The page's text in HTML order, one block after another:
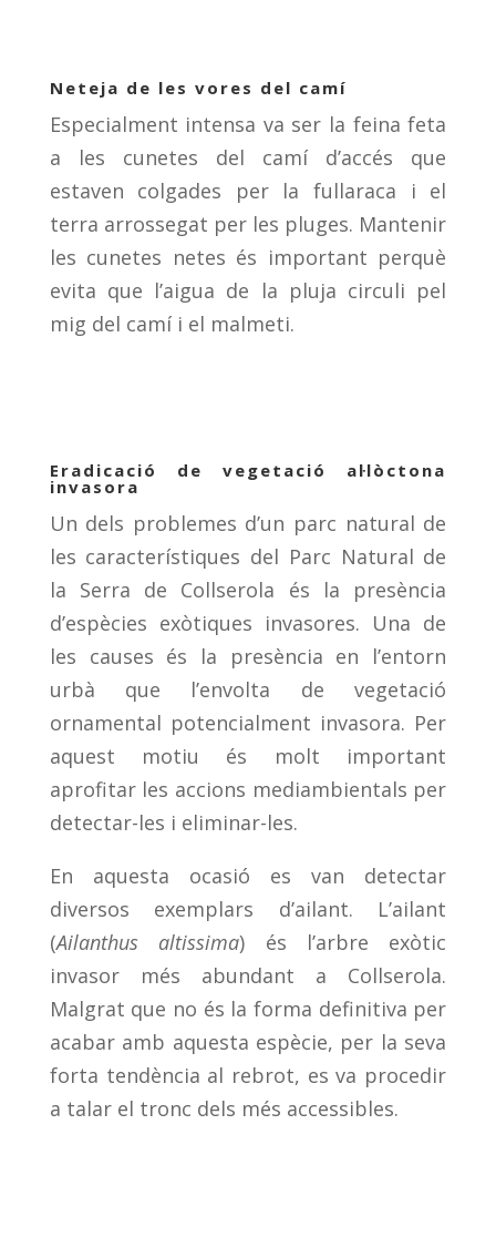
Neteja de les vores del camí
Especialment intensa va ser la feina feta
a les cunetes del camí d’accés que
estaven colgades per la fullaraca i el
terra arrossegat per les pluges. Mantenir
les cunetes netes és important perquè
evita que l’aigua de la pluja circuli pel
mig del camí i el malmeti.
Eradicació de vegetació al·lòctona
invasora
Un dels problemes d’un parc natural de
les característiques del Parc Natural de
la Serra de Collserola és la presència
d’espècies exòtiques invasores. Una de
les causes és la presència en l’entorn
urbà que l’envolta de vegetació
ornamental potencialment invasora. Per
aquest motiu és molt important
aprofitar les accions mediambientals per
detectar-les i eliminar-les.
En aquesta ocasió es van detectar
diversos exemplars d’ailant. L’ailant
(Ailanthus altissima) és l’arbre exòtic
invasor més abundant a Collserola.
Malgrat que no és la forma definitiva per
acabar amb aquesta espècie, per la seva
forta tendència al rebrot, es va procedir
a talar el tronc dels més accessibles.